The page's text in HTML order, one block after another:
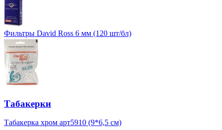
Фильтры David Ross 6 мм (120 шт/бл)
Табакерки
Табакерка хром арт5910 (9*6,5 см)